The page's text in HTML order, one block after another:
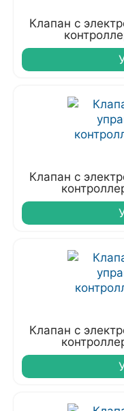
Клапан с
Клапан с
Клапан с